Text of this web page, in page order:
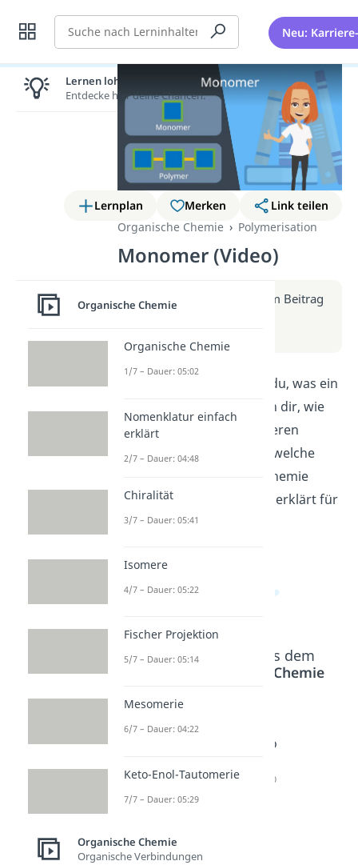
Suche Neu:
Lernplan Merken
Link teilen
Organische Chemie
Polymerisation
Monomer (Video)
Weitere Infos erhältst du im Beitrag
In diesem Video erfährst du, was ein
Monomer ist. Wir erklären dir, wie
sich Monomere zu Polymeren
zusammenschließen und welche
wichtige Rolle sie in der Chemie
spielen. Alles verständlich erklärt für
ein besseres Verständnis!
Beliebte Inhalte aus dem
Organische Chemie
Radikali
isation
Dauer: 04:58
Polyaddi
densatio
Dauer: 05:30
Lernen lohnt sich!
Entdecke hier deine Chancen.
Organische Chemie
Organische Chemie
1/7 – Dauer: 05:02
Nomenklatur einfach
erklärt
2/7 – Dauer: 04:48
Chiralität
3/7 – Dauer: 05:41
Isomere
4/7 – Dauer: 05:22
Fischer Projektion
5/7 – Dauer: 05:14
Mesomerie
6/7 – Dauer: 04:22
Keto-Enol-Tautomerie
7/7 – Dauer: 05:29
Organische Chemie
Organische Verbindungen